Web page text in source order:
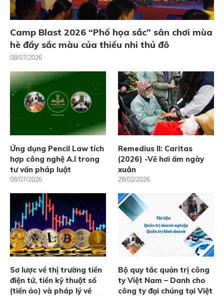
Camp Blast 2026 “Phố họa sắc” sân chơi mùa
hè đầy sắc màu của thiếu nhi thủ đô
08/07/2026
Ứng dụng Pencil Law tích
hợp công nghệ A.I trong
tư vấn pháp luật
08/07/2026
Remedius II: Caritas
(2026) -Vẽ hơi ấm ngày
xuân
28/02/2026
Sơ lược về thị trường tiền
điện tử, tiền kỹ thuật số
(tiền ảo) và pháp lý về
Bộ quy tắc quản trị công
ty Việt Nam – Danh cho
công ty đại chúng tại Việt